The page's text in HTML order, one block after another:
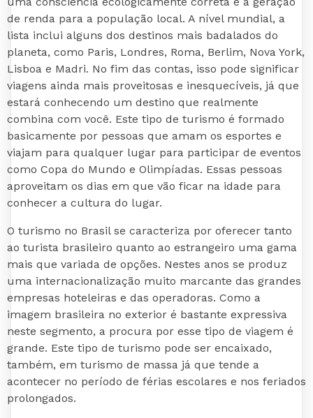
de renda para a população local. A nível mundial, a
lista inclui alguns dos destinos mais badalados do
planeta, como Paris, Londres, Roma, Berlim, Nova York,
Lisboa e Madri. No fim das contas, isso pode significar
viagens ainda mais proveitosas e inesquecíveis, já que
estará conhecendo um destino que realmente
combina com você. Este tipo de turismo é formado
basicamente por pessoas que amam os esportes e
viajam para qualquer lugar para participar de eventos
como Copa do Mundo e Olimpíadas. Essas pessoas
aproveitam os dias em que vão ficar na idade para
conhecer a cultura do lugar.
O turismo no Brasil se caracteriza por oferecer tanto
ao turista brasileiro quanto ao estrangeiro uma gama
mais que variada de opções. Nestes anos se produz
uma internacionalização muito marcante das grandes
empresas hoteleiras e das operadoras. Como a
imagem brasileira no exterior é bastante expressiva
neste segmento, a procura por esse tipo de viagem é
grande. Este tipo de turismo pode ser encaixado,
também, em turismo de massa já que tende a
acontecer no período de férias escolares e nos feriados
prolongados.